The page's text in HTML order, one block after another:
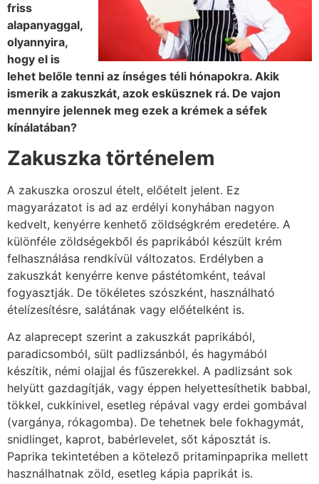
friss
alapanyaggal,
olyannyira,
hogy el is
lehet belőle tenni az ínséges téli hónapokra. Akik
ismerik a zakuszkát, azok esküsznek rá. De vajon
mennyire jelennek meg ezek a krémek a séfek
kínálatában?
Zakuszka történelem
A zakuszka oroszul ételt, előételt jelent. Ez
magyarázatot is ad az erdélyi konyhában nagyon
kedvelt, kenyérre kenhető zöldségkrém eredetére. A
különféle zöldségekből és paprikából készült krém
felhasználása rendkívül változatos. Erdélyben a
zakuszkát kenyérre kenve pástétomként, teával
fogyasztják. De tökéletes szószként, használható
ételízesítésre, salátának vagy előételként is.
Az alaprecept szerint a zakuszkát paprikából,
paradicsomból, sült padlizsánból, és hagymából
készítik, némi olajjal és fűszerekkel. A padlizsánt sok
helyütt gazdagítják, vagy éppen helyettesíthetik babbal,
tökkel, cukkinivel, esetleg répával vagy erdei gombával
(vargánya, rókagomba). De tehetnek bele fokhagymát,
snidlinget, kaprot, babérlevelet, sőt káposztát is.
Paprika tekintetében a kötelező pritaminpaprika mellett
használhatnak zöld, esetleg kápia paprikát is.